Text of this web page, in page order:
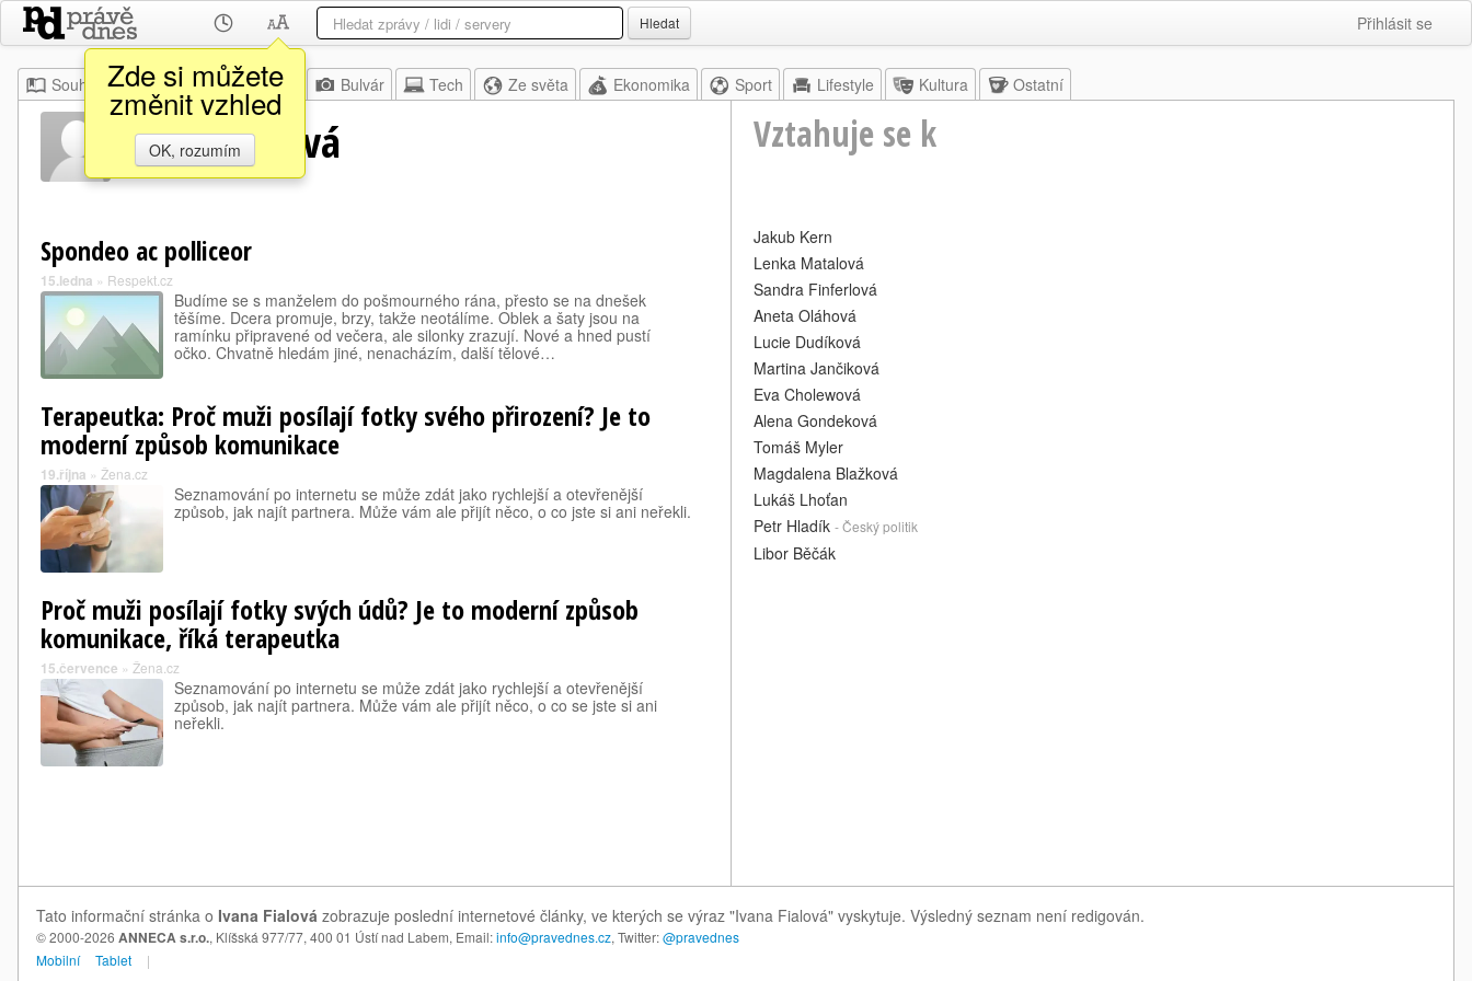
Zde si můžete
změnit vzhled
OK, rozumím
Hledat Přihlásit se
Souhrn Moje Z domova Bulvár Tech Ze světa Ekonomika Sport Lifestyle Kultura Ostatní
Ivana Fialová Vztahuje se k
Spondeo ac polliceor
15.ledna » Respekt.cz
Budíme se s manželem do pošmourného rána, přesto se na dnešek
těšíme. Dcera promuje, brzy, takže neotálíme. Oblek a šaty jsou na
ramínku připravené od večera, ale silonky zrazují. Nové a hned pustí
očko. Chvatně hledám jiné, nenacházím, další tělové…
Terapeutka: Proč muži posílají fotky svého přirození? Je to
moderní způsob komunikace
19.října » Žena.cz
Seznamování po internetu se může zdát jako rychlejší a otevřenější
způsob, jak najít partnera. Může vám ale přijít něco, o co jste si ani neřekli.
Proč muži posílají fotky svých údů? Je to moderní způsob
komunikace, říká terapeutka
15.července » Žena.cz
Seznamování po internetu se může zdát jako rychlejší a otevřenější
způsob, jak najít partnera. Může vám ale přijít něco, o co se jste si ani
neřekli.
Jakub Kern
Lenka Matalová
Sandra Finferlová
Aneta Oláhová
Lucie Dudíková
Martina Jančiková
Eva Cholewová
Alena Gondeková
Tomáš Myler
Magdalena Blažková
Lukáš Lhoťan
Petr Hladík - Český politik
Libor Běčák
Tato informační stránka o Ivana Fialová zobrazuje poslední internetové články, ve kterých se výraz "Ivana Fialová" vyskytuje. Výsledný seznam není redigován.
© 2000-2026 ANNECA s.r.o., Klíšská 977/77, 400 01 Ústí nad Labem, Email:info@pravednes.cz, Twitter:@pravednes
Mobilní
Tablet |